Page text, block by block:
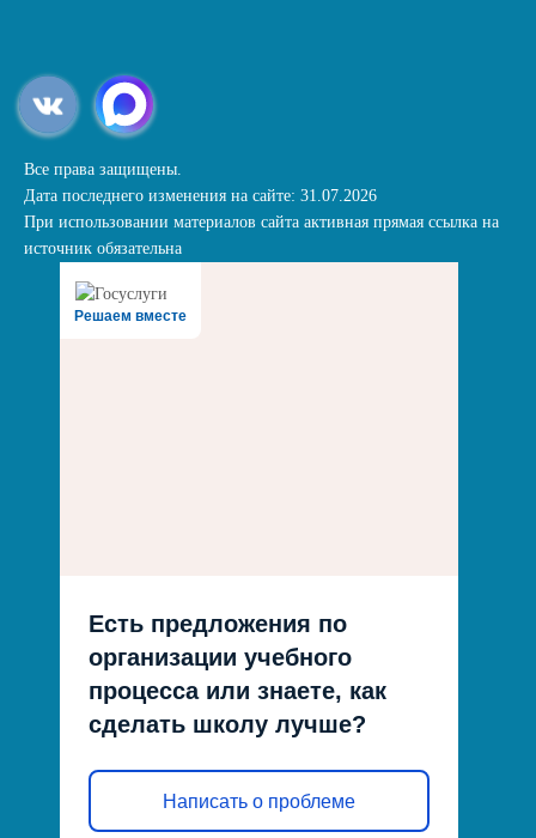
Все права защищены.
Дата последнего изменения на сайте: 31.07.2026
При использовании материалов сайта активная прямая ссылка на
источник обязательна
Решаем вместе
Есть предложения по
организации учебного
процесса или знаете, как
сделать школу лучше?
Написать о проблеме